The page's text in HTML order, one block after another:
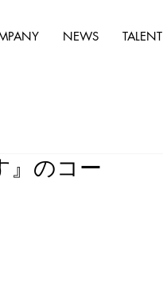
NEWS TALENT
』のコー